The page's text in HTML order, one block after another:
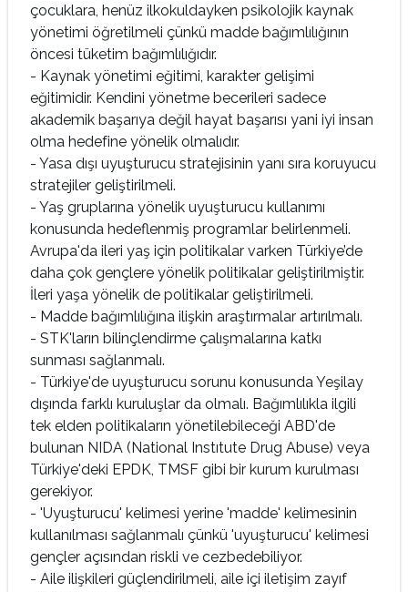
çocuklara, henüz ilkokuldayken psikolojik kaynak
yönetimi öğretilmeli çünkü madde bağımlılığının
öncesi tüketim bağımlılığıdır.
- Kaynak yönetimi eğitimi, karakter gelişimi
eğitimidir. Kendini yönetme becerileri sadece
akademik başarıya değil hayat başarısı yani iyi insan
olma hedefine yönelik olmalıdır.
- Yasa dışı uyuşturucu stratejisinin yanı sıra koruyucu
stratejiler geliştirilmeli.
- Yaş gruplarına yönelik uyuşturucu kullanımı
konusunda hedeflenmiş programlar belirlenmeli.
Avrupa'da ileri yaş için politikalar varken Türkiye’de
daha çok gençlere yönelik politikalar geliştirilmiştir.
İleri yaşa yönelik de politikalar geliştirilmeli.
- Madde bağımlılığına ilişkin araştırmalar artırılmalı.
- STK'ların bilinçlendirme çalışmalarına katkı
sunması sağlanmalı.
- Türkiye'de uyuşturucu sorunu konusunda Yeşilay
dışında farklı kuruluşlar da olmalı. Bağımlılıkla ilgili
tek elden politikaların yönetilebileceği ABD'de
bulunan NIDA (National Instıtute Drug Abuse) veya
Türkiye'deki EPDK, TMSF gibi bir kurum kurulması
gerekiyor.
- 'Uyuşturucu' kelimesi yerine 'madde' kelimesinin
kullanılması sağlanmalı çünkü 'uyuşturucu' kelimesi
gençler açısından riskli ve cezbedebiliyor.
- Aile ilişkileri güçlendirilmeli, aile içi iletişim zayıf